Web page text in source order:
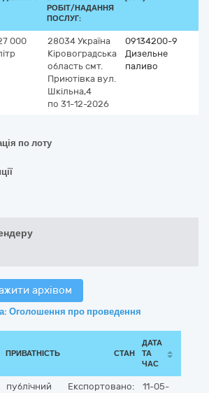
РОБІТ/НАДАННЯ
ПОСЛУГ:
000
28034 Україна
Кіровоградська
область смт.
Приютівка вул.
Шкільна,4
по 31-12-2026
09134200-9
Дизельне
паливо
по лоту
архівом
Оголошення про проведення
ПРИВАТНІСТЬ СТАН
ДАТА
ТА
ЧАС
публічний Експортовано:
11-05-